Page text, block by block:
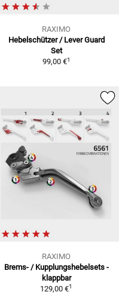
RAXIMO
Hebelschützer / Lever Guard
Set
99,00 €1
RAXIMO
Brems- / Kupplungshebelsets -
klappbar
129,00 €1